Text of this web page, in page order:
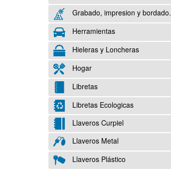
Grabado, impresion y bordado.
Herramientas
Hieleras y Loncheras
Hogar
Libretas
Libretas Ecologicas
Llaveros Curpiel
Llaveros Metal
Llaveros Plástico